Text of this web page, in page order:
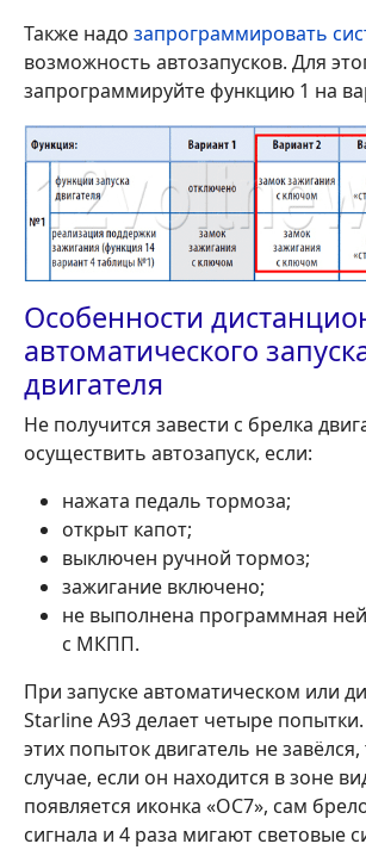
Также надо запрограммировать
возможность автозапусков. Для
запрограммируйте функцию 1 на
Особенности
автоматического
двигателя
Не получится завести с брелка
осуществить автозапуск, если:
нажата педаль тормоза;
открыт капот;
выключен ручной тормоз;
зажигание включено;
не выполнена программная
с МКПП.
При запуске автоматическом или
Starline A93 делает четыре
этих попыток двигатель не
случае, если он находится в зоне
появляется иконка «ОС7», сам
сигнала и 4 раза мигают световые